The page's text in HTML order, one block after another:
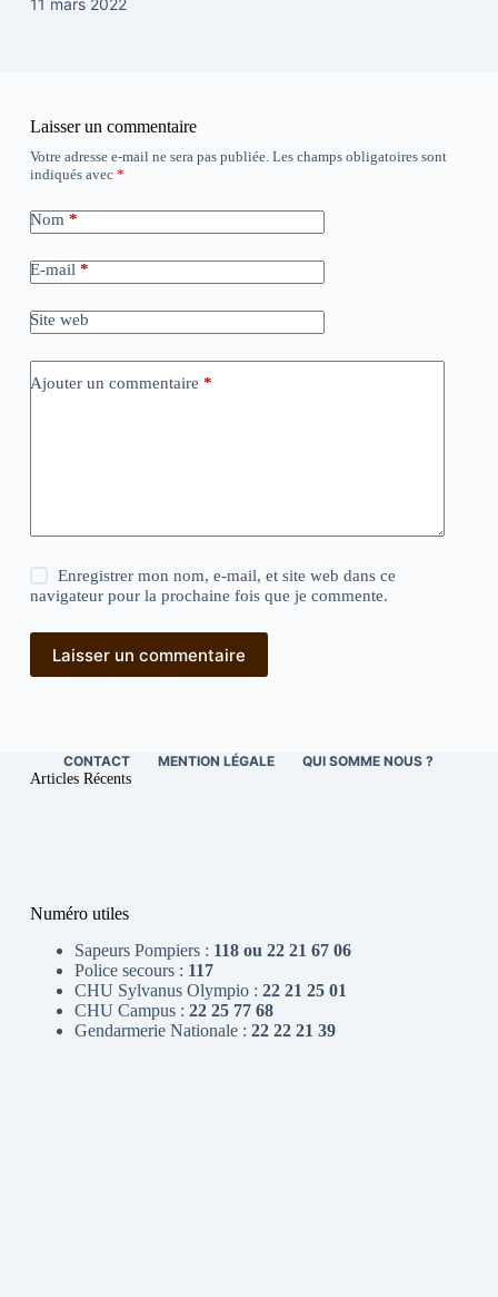
11 mars 2022
Laisser un commentaire
Votre adresse e-mail ne sera pas publiée. Les champs obligatoires sont
indiqués avec *
Nom *
E-mail *
Site web
Ajouter un commentaire *
Enregistrer mon nom, e-mail, et site web dans ce
navigateur pour la prochaine fois que je commente.
Laisser un commentaire
CONTACT MENTION LÉGALE QUI SOMME NOUS ?
Articles Récents
Numéro utiles
Sapeurs Pompiers : 118 ou 22 21 67 06
Police secours : 117
CHU Sylvanus Olympio : 22 21 25 01
CHU Campus : 22 25 77 68
Gendarmerie Nationale : 22 22 21 39